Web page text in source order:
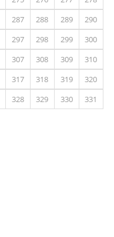
287 288 289
290
297 298 299
300
307 308 309
310
317 318 319
320
328 329 330
331